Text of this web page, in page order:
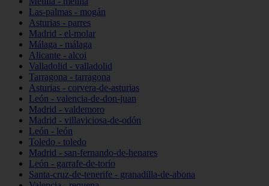
Las-palmas - mogán
Asturias - parres
Madrid - el-molar
Málaga - málaga
Alicante - alcoi
Valladolid - valladolid
Tarragona - tarragona
Asturias - corvera-de-asturias
León - valencia-de-don-juan
Madrid - valdemoro
Madrid - villaviciosa-de-odón
León - león
Toledo - toledo
Madrid - san-fernando-de-henares
León - garrafe-de-torío
Santa-cruz-de-tenerife - granadilla-de-abona